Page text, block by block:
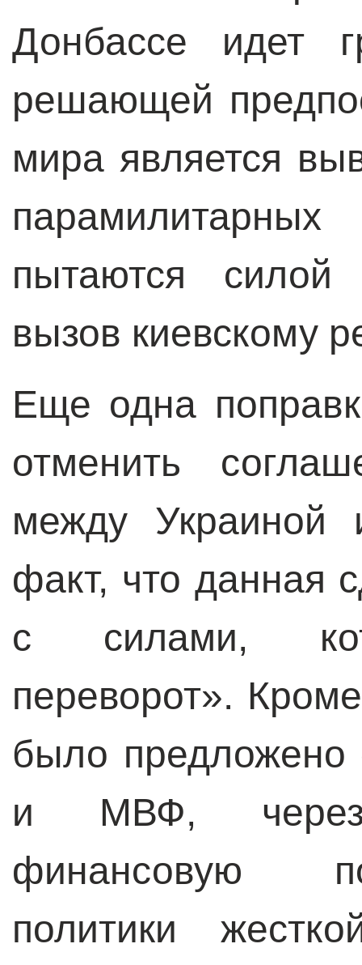
Донбассе идет
решающей
мира является
парамилитарных
пытаются силой
вызов киевскому
Еще одна
отменить
между
факт, что данная
с силами,
переворот».
было предложено
и МВФ, через
финансовую
политики